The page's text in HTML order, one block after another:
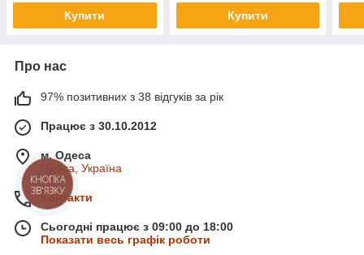
Купити Купити
Про нас
97% позитивних з 38 відгуків за рік
Працює з 30.10.2012
м. Одеса
Одеса, Україна
Контакти
Сьогодні працює з 09:00 до 18:00
Показати весь графік роботи
КНОПКА
ЗВ'ЯЗКУ